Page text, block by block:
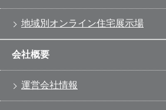
地域別オンライン住宅展示場
会社概要
運営会社情報